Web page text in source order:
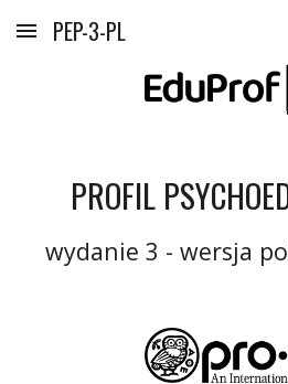
Skip to main content
PEP-3-PL
PROFIL
wydanie 3 - wersja